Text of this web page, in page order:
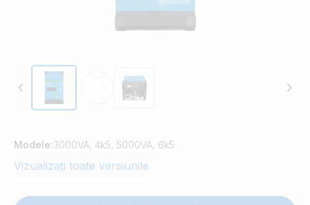
Modele:3000VA, 4k5, 5000VA, 6k5
Vizualizați toate versiunile